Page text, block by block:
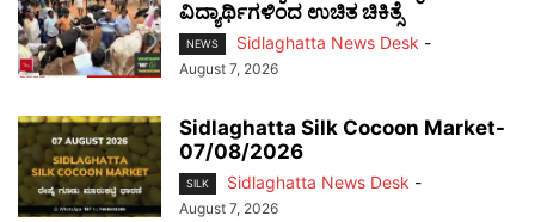
ವಿದ್ಯಾರ್ಥಿಗಳಿಂದ ಉಚಿತ ಚಿಕಿತ್ಸೆ
NEWS Sidlaghatta News Desk -
August 7, 2026
Sidlaghatta Silk Cocoon Market-
07/08/2026
SILK Sidlaghatta News Desk -
August 7, 2026